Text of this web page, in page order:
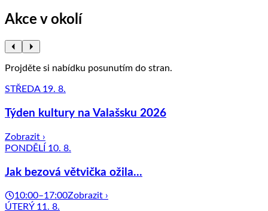
Akce v okolí
Projděte si nabídku posunutím do stran.
STŘEDA 19. 8.
Týden kultury na Valašsku 2026
Zobrazit ›
PONDĚLÍ 10. 8.
Jak bezová větvička ožila...
10:00–17:00Zobrazit ›
ÚTERÝ 11. 8.